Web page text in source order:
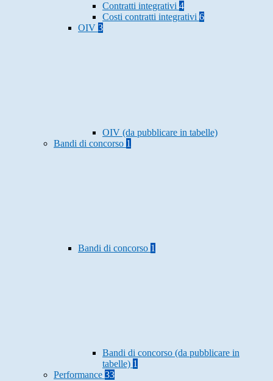
Contratti integrativi 4
Costi contratti integrativi 6
OIV 3
OIV (da pubblicare in tabelle)
Bandi di concorso 1
Bandi di concorso 1
Bandi di concorso (da pubblicare in
tabelle) 1
Performance 33